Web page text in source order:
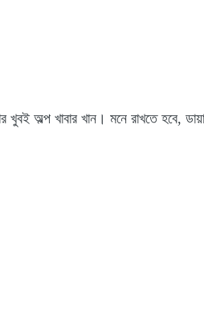
অল্প খাবার খান। মনে রাখতে হবে,